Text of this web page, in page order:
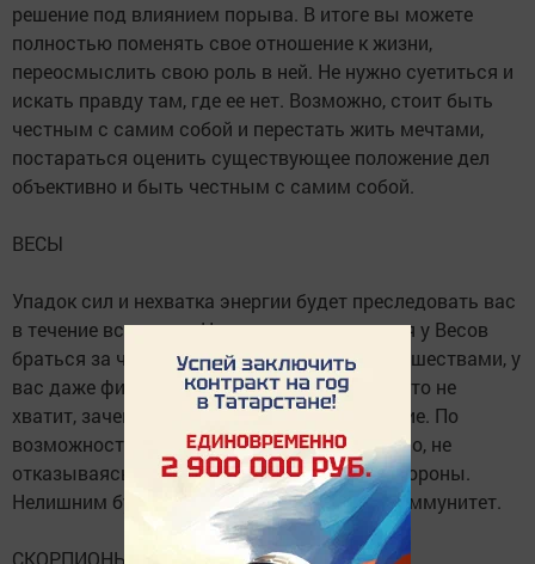
решение под влиянием порыва. В итоге вы можете
полностью поменять свое отношение к жизни,
переосмыслить свою роль в ней. Не нужно суетиться и
искать правду там, где ее нет. Возможно, стоит быть
честным с самим собой и перестать жить мечтами,
постараться оценить существующее положение дел
объективно и быть честным с самим собой.
ВЕСЫ
Упадок сил и нехватка энергии будет преследовать вас
в течение всего дня. Не самое лучшее время у Весов
браться за что-то новое. Повремените с новшествами, у
вас даже физических сил и настроения на это не
хватит, зачем изначально портить начинание. По
возможности день лучше провести пассивно, не
отказываясь от помощи и поддержки со стороны.
Нелишним будет дополнительно укрепить иммунитет.